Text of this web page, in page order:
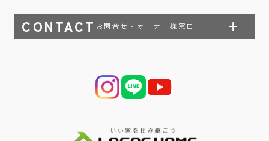
CONTACT お問合せ・オーナー様窓口